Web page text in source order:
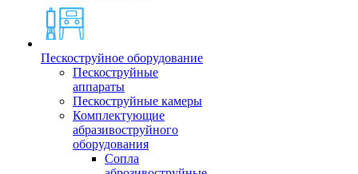
Пескоструйное оборудование
Пескоструйные
аппараты
Пескоструйные камеры
Комплектующие
абразивоструйного
оборудования
Сопла